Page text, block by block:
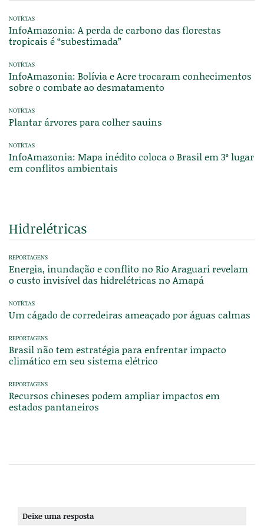
NOTÍCIAS
InfoAmazonia: A perda de carbono das florestas
tropicais é “subestimada”
NOTÍCIAS
InfoAmazonia: Bolívia e Acre trocaram conhecimentos
sobre o combate ao desmatamento
NOTÍCIAS
Plantar árvores para colher sauins
NOTÍCIAS
InfoAmazonia: Mapa inédito coloca o Brasil em 3º lugar
em conflitos ambientais
Hidrelétricas
REPORTAGENS
Energia, inundação e conflito no Rio Araguari revelam
o custo invisível das hidrelétricas no Amapá
NOTÍCIAS
Um cágado de corredeiras ameaçado por águas calmas
REPORTAGENS
Brasil não tem estratégia para enfrentar impacto
climático em seu sistema elétrico
REPORTAGENS
Recursos chineses podem ampliar impactos em
estados pantaneiros
Deixe uma resposta